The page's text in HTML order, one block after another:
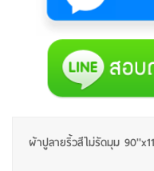
ผ้าปูลายริ้วสีไม่รัดมุม